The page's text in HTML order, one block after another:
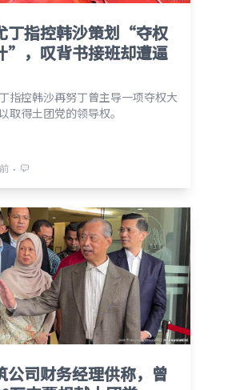
丁指控韩沙策划“夺权
”，叹背书接班却遭逼
指控韩沙再努丁曾主导一项夺权大
取得土团党的领导权。
⋅
公司财务经理供称，曾